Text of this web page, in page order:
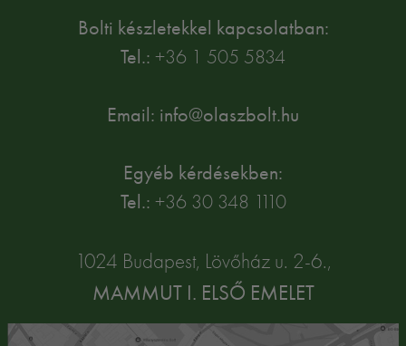
Bolti készletekkel kapcsolatban:
Tel.: +36 1 505 5834
Email: info@olaszbolt.hu
Egyéb kérdésekben:
Tel.: +36 30 348 1110
1024 Budapest, Lövőház u. 2-6.,
MAMMUT I. ELSŐ EMELET